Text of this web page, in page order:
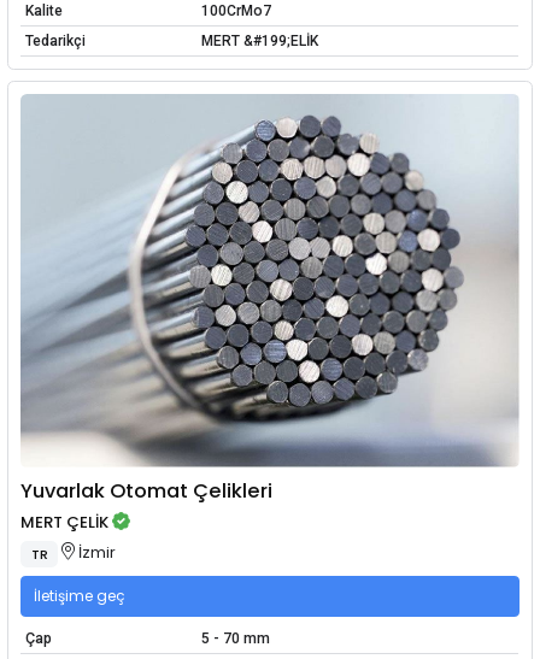
Kalite
100CrMo7
Tedarikçi
MERT &#199;ELİK
Yuvarlak Otomat Çelikleri
MERT ÇELİK
TR İzmir
İletişime geç
Çap
5 - 70 mm